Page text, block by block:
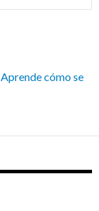
Aprende cómo se